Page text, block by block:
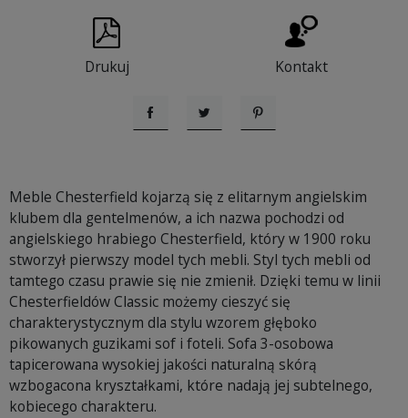
Drukuj Kontakt
UdostępnijTweetujPinterest
Meble Chesterfield kojarzą się z elitarnym angielskim
klubem dla gentelmenów, a ich nazwa pochodzi od
angielskiego hrabiego Chesterfield, który w 1900 roku
stworzył pierwszy model tych mebli. Styl tych mebli od
tamtego czasu prawie się nie zmienił. Dzięki temu w linii
Chesterfieldów Classic możemy cieszyć się
charakterystycznym dla stylu wzorem głęboko
pikowanych guzikami sof i foteli. Sofa 3-osobowa
tapicerowana wysokiej jakości naturalną skórą
wzbogacona kryształkami, które nadają jej subtelnego,
kobiecego charakteru.